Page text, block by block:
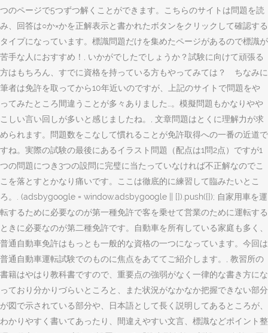
つのページで5つずつ解くことができます。こちらのサイトは問題を読
み、回答は○か×かを正解表示と書かれたボタンをクリックして確認する
タイプになっています。標識問題だけを集めたページがあるので標識が
苦手な人におすすめ！, いかがでしたでしょうか？試験に向けて頑張る
方はもちろん、すでに資格を持っている方もやってみては？ ちなみに
筆者は免許を取ってから10年近いのですが、上記のサイトで問題をや
ってみたところ間違うことが多々ありました…。模擬問題もかなりやや
こしい言い回しが多いと感じましたね。, 文章問題はとくに理解力が求
められます。問題数をこなして慣れることが免許取得への一番の近道で
すね。実際の試験の最後にあるイラスト問題（配点は1問2点）ですが1
つの問題につき3つの設問に完璧に当たっていなければ不正解なのでこ
こを落とすとかなり痛いです。ここは徹底的に練習して臨みたいとこ
ろ。. (adsbygoogle = window.adsbygoogle || []).push({}); 自家用車を運
転するために必要なのが第一種免許で客を乗せて営業のために運転する
ときに必要なのが第二種免許です。自動車を所有している家庭も多く、
普通自動車免許はもっとも一般的な資格の一つになっています。今回は
普通自動車運転試験でのものに焦点をあててご紹介します。, 教習所の
書籍はやはり教科書ですので、重要点の強弱がなく一律的な書き方にな
っており分かりづらいところと、また状況がなかなか把握できない部分
が図で示されている部分や、日本語として長く説明してあるところが、
わかりやすく書いてあったり、間違えやすい文言、標識などポイント整